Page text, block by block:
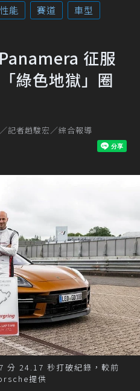
性能 賽道
車型
征服
綠色地獄」圈
記者趙駿宏／綜合報導
分 24.17 秒打破紀錄，較前
提供